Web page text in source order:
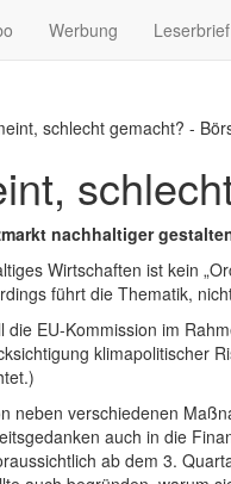
Werbung Leserbrief
schlecht gemacht? -
nachhaltiger
Wirtschaften ist kein
führt die Thematik,
die EU-Kommission im
klimapolitischer
neben verschiedenen
auch in die
ab dem 3.